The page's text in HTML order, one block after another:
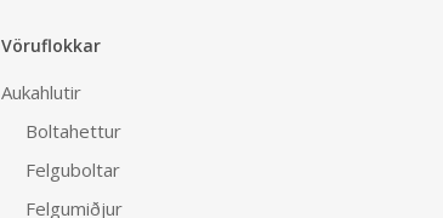
Vöruflokkar
Aukahlutir
Boltahettur
Felguboltar
Felgumiðjur